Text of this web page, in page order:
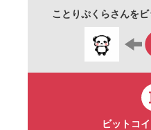
ことりぷくらさんを
ビットコ